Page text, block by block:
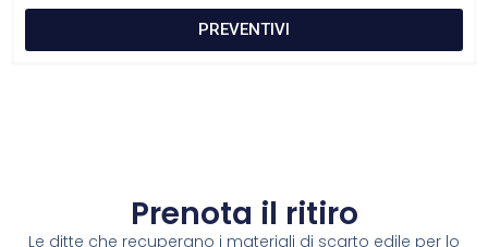
PREVENTIVI
Prenota il ritiro
Le ditte che recuperano i materiali di scarto edile per lo